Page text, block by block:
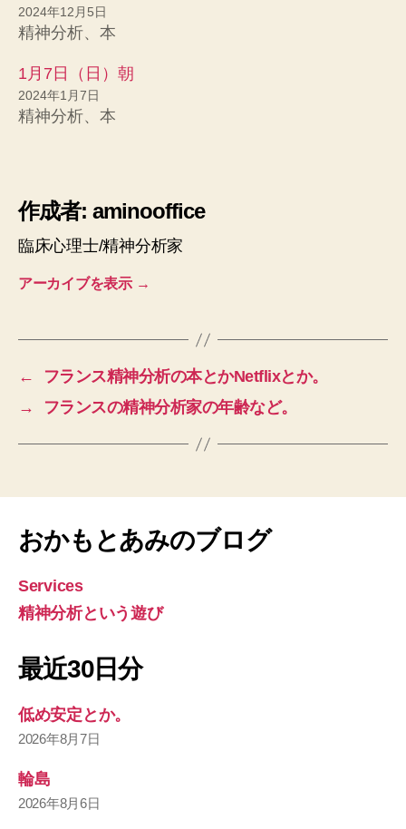
2024年12月5日
精神分析、本
1月7日（日）朝
2024年1月7日
精神分析、本
作成者: aminooffice
臨床心理士/精神分析家
アーカイブを表示 →
←
フランス精神分析の本とかNetflixとか。
→
フランスの精神分析家の年齢など。
おかもとあみのブログ
Services
精神分析という遊び
最近30日分
低め安定とか。
2026年8月7日
輪島
2026年8月6日